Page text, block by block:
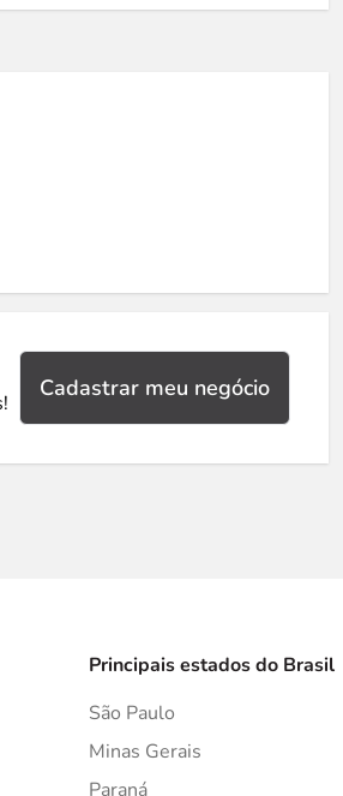
Cadastrar meu negócio
Principais estados do Brasil
São Paulo
Minas Gerais
Paraná